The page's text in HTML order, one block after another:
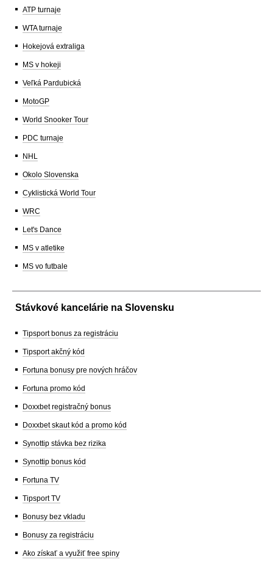
ATP turnaje
WTA turnaje
Hokejová extraliga
MS v hokeji
Veľká Pardubická
MotoGP
World Snooker Tour
PDC turnaje
NHL
Okolo Slovenska
Cyklistická World Tour
WRC
Let's Dance
MS v atletike
MS vo futbale
Stávkové kancelárie na Slovensku
Tipsport bonus za registráciu
Tipsport akčný kód
Fortuna bonusy pre nových hráčov
Fortuna promo kód
Doxxbet registračný bonus
Doxxbet skaut kód a promo kód
Synottip stávka bez rizika
Synottip bonus kód
Fortuna TV
Tipsport TV
Bonusy bez vkladu
Bonusy za registráciu
Ako získať a využiť free spiny